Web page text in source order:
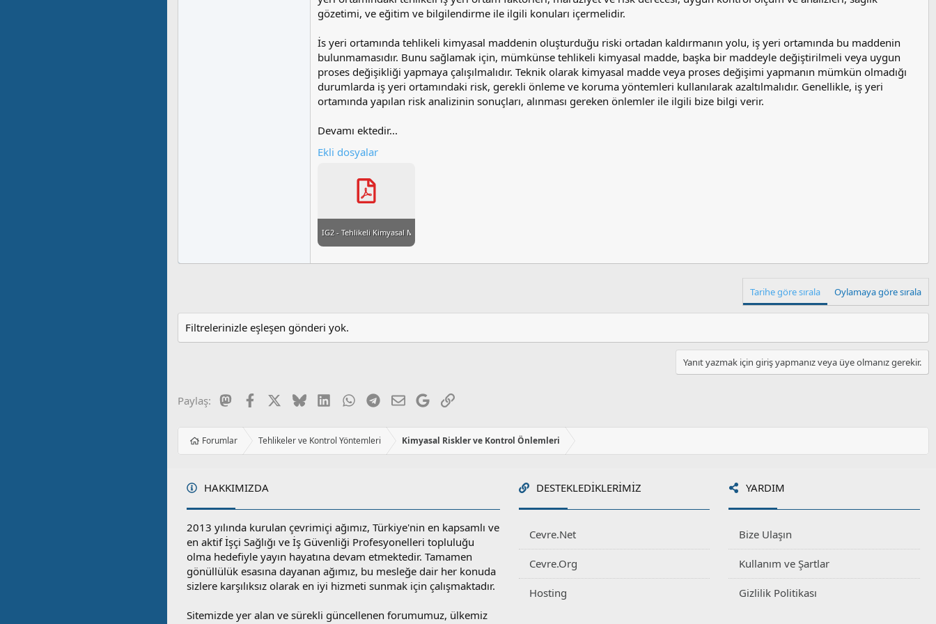
gözetimi, ve eğitim ve bilgilendirme ile ilgili konuları içermelidir.
İs yeri ortamında tehlikeli kimyasal maddenin oluşturduğu riski ortadan kaldırmanın yolu, iş yeri ortamında bu maddenin
bulunmamasıdır. Bunu sağlamak için, mümkünse tehlikeli kimyasal madde, başka bir maddeyle değiştirilmeli veya uygun
proses değişikliği yapmaya çalışılmalıdır. Teknik olarak kimyasal madde veya proses değişimi yapmanın mümkün olmadığı
durumlarda iş yeri ortamındaki risk, gerekli önleme ve koruma yöntemleri kullanılarak azaltılmalıdır. Genellikle, iş yeri
ortamında yapılan risk analizinin sonuçları, alınması gereken önlemler ile ilgili bize bilgi verir.
Devamı ektedir...
Ekli dosyalar
IG2 - Tehlikeli Kimyasal Maddelerin Oluşturduğu Riskler İçin Genel ve Özel Önleme Yöntemleri.pdf
Tarihe göre sırala Oylamaya göre sırala
Filtrelerinizle eşleşen gönderi yok.
Yanıt yazmak için giriş yapmanız veya üye olmanız gerekir.
Paylaş: MastodonFacebook BlueskyLinkedInWhatsApp
Telegram
E-postaGoogleLink
Forumlar Tehlikeler ve Kontrol Yöntemleri Kimyasal Riskler ve Kontrol Önlemleri
HAKKIMIZDA
2013 yılında kurulan çevrimiçi ağımız, Türkiye'nin en kapsamlı ve
en aktif İşçi Sağlığı ve İş Güvenliği Profesyonelleri topluluğu
olma hedefiyle yayın hayatına devam etmektedir. Tamamen
gönüllülük esasına dayanan ağımız, bu mesleğe dair her konuda
sizlere karşılıksız olarak en iyi hizmeti sunmak için çalışmaktadır.
Sitemizde yer alan ve sürekli güncellenen forumumuz, ülkemiz
DESTEKLEDIKLERIMIZ
Cevre.Net
Cevre.Org
Hosting
YARDIM
Bize Ulaşın
Kullanım ve Şartlar
Gizlilik Politikası